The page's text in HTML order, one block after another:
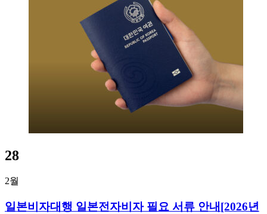
28
2월
일본비자대행 일본전자비자 필요 서류 안내[2026년